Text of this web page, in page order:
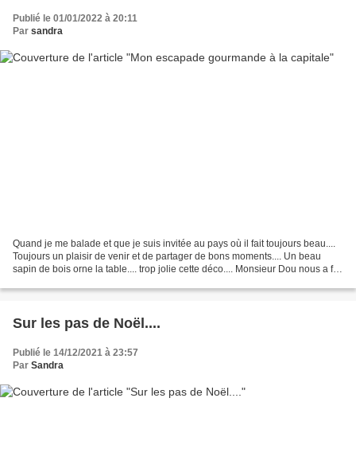
Publié le 01/01/2022 à 20:11
Par sandra
Quand je me balade et que je suis invitée au pays où il fait toujours beau....
Toujours un plaisir de venir et de partager de bons moments.... Un beau
sapin de bois orne la table.... trop jolie cette déco.... Monsieur Dou nous a fait
Sur les pas de Noël....
Publié le 14/12/2021 à 23:57
Par Sandra